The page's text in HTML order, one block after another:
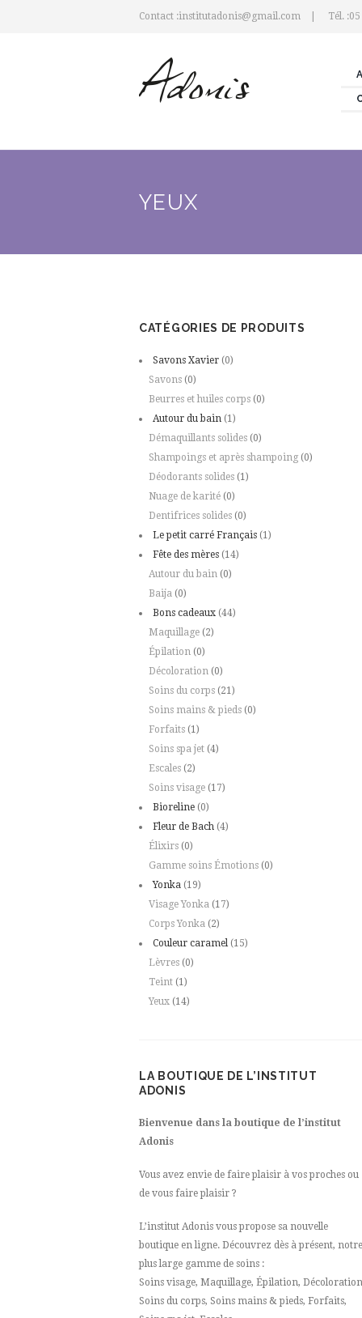
Contact :institutadonis@gmail.com Tél.
YEUX
CATÉGORIES DE PRODUITS
Savons Xavier (0)
Savons (0)
Beurres et huiles corps (0)
Autour du bain (1)
Démaquillants solides (0)
Shampoings et après shampoing (0)
Déodorants solides (1)
Nuage de karité (0)
Dentifrices solides (0)
Le petit carré Français (1)
Fête des mères (14)
Autour du bain (0)
Baija (0)
Bons cadeaux (44)
Maquillage (2)
Épilation (0)
Décoloration (0)
Soins du corps (21)
Soins mains & pieds (0)
Forfaits (1)
Soins spa jet (4)
Escales (2)
Soins visage (17)
Bioreline (0)
Fleur de Bach (4)
Élixirs (0)
Gamme soins Émotions (0)
Yonka (19)
Visage Yonka (17)
Corps Yonka (2)
Couleur caramel (15)
Lèvres (0)
Teint (1)
Yeux (14)
LA BOUTIQUE DE L’INSTITUT
ADONIS
Bienvenue dans la boutique de l’institut
Adonis
Vous avez envie de faire plaisir à vos proches ou
de vous faire plaisir ?
L’institut Adonis vous propose sa nouvelle
boutique en ligne. Découvrez dès à présent, notre
plus large gamme de soins :
Soins visage, Maquillage, Épilation, Décoloration
Soins du corps, Soins mains & pieds, Forfaits,